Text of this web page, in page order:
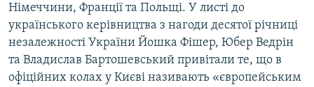
Усі сайти RFE/RL
Німеччини, Франції та Польщі. У листі до
українського керівництва з нагоди десятої річниці
незалежності України Йошка Фішер, Юбер Ведрін
та Владислав Бартошевський привітали те, що в
офіційних колах у Києві називають «європейським